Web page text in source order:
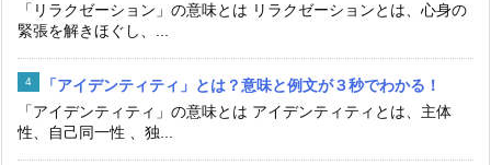
「リラクゼーション」の意味とは リラクゼーションとは、心身の
緊張を解きほぐし、...
「アイデンティティ」とは？意味と例文が３秒でわかる！
「アイデンティティ」の意味とは アイデンティティとは、主体
性、自己同一性 、独...